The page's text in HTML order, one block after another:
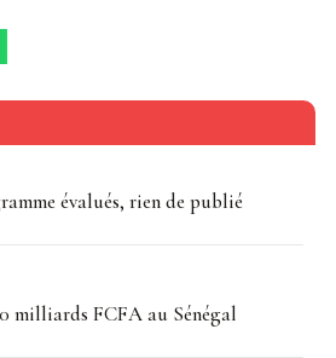
évalués, rien de publié
milliards FCFA au Sénégal